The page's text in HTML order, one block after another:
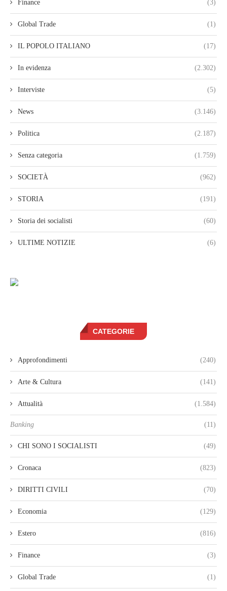
Finance (3)
Global Trade (1)
IL POPOLO ITALIANO (17)
In evidenza (2.302)
Interviste (5)
News (3.146)
Politica (2.187)
Senza categoria (1.759)
SOCIETÀ (962)
STORIA (191)
Storia dei socialisti (60)
ULTIME NOTIZIE (6)
CATEGORIE
Approfondimenti (240)
Arte & Cultura (141)
Attualità (1.584)
Banking (11)
CHI SONO I SOCIALISTI (49)
Cronaca (823)
DIRITTI CIVILI (70)
Economia (129)
Estero (816)
Finance (3)
Global Trade (1)